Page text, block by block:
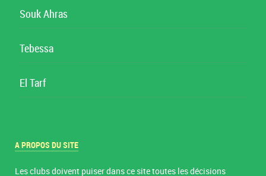
Souk Ahras
Tebessa
El Tarf
A PROPOS DU SITE
Les clubs doivent puiser dans ce site toutes les décisions